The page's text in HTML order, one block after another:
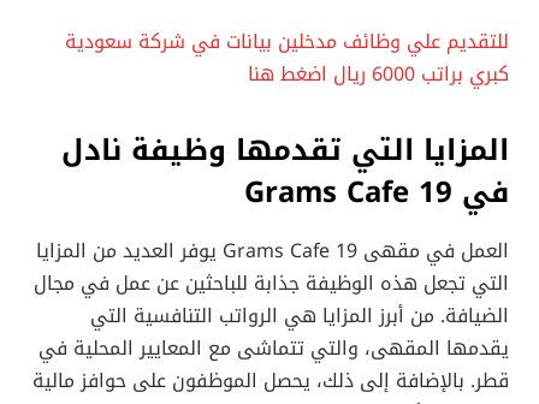
للتقديم علي وظائف مدخلين بيانات في شركة سعودية
كبري براتب 6000 ريال اضغط هنا
المزايا التي تقدمها وظيفة نادل
في 19 Grams Cafe
العمل في مقهى 19 Grams Cafe يوفر العديد من المزايا
التي تجعل هذه الوظيفة جذابة للباحثين عن عمل في مجال
الضيافة. من أبرز المزايا هي الرواتب التنافسية التي
يقدمها المقهى، والتي تتماشى مع المعايير المحلية في
قطر. بالإضافة إلى ذلك، يحصل الموظفون على حوافز مالية